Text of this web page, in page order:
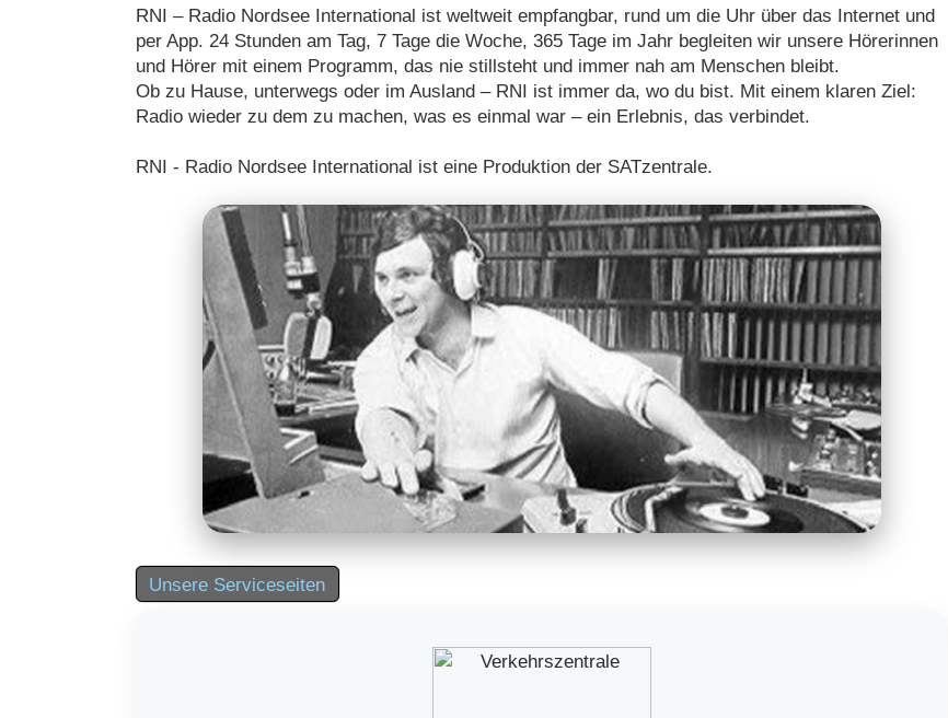
RNI – Radio Nordsee International ist weltweit empfangbar, rund um die Uhr über das Internet und
per App. 24 Stunden am Tag, 7 Tage die Woche, 365 Tage im Jahr begleiten wir unsere Hörerinnen
und Hörer mit einem Programm, das nie stillsteht und immer nah am Menschen bleibt.
Ob zu Hause, unterwegs oder im Ausland – RNI ist immer da, wo du bist. Mit einem klaren Ziel:
Radio wieder zu dem zu machen, was es einmal war – ein Erlebnis, das verbindet.
RNI - Radio Nordsee International ist eine Produktion der SATzentrale.
Unsere Serviceseiten